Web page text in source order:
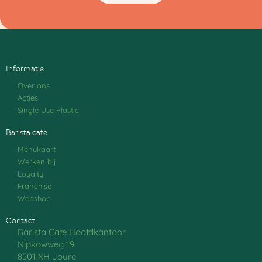
Informatie
Over ons
Acties
Single Use Plastic
Barista cafe
Menukaart
Werken bij
Loyalty
Franchise
Webshop
Contact
Barista Cafe Hoofdkantoor
Nipkowweg 19
8501 XH Joure